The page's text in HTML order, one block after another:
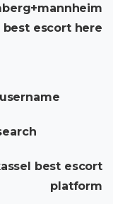
best escort here
best escort
platform